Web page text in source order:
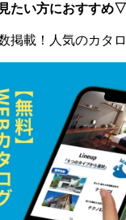
たい方におすすめ
掲載！ 人気のカタ